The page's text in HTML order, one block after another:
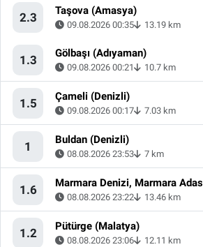
2.3 Taşova (Amasya)
09.08.2026 00:35 13.19 km
1.3 Gölbaşı (Adıyaman)
09.08.2026 00:21 10.7 km
1.5 Çameli (Denizli)
09.08.2026 00:17 7.03 km
1 Buldan (Denizli)
08.08.2026 23:53 7 km
1.6
08.08.2026 23:22 13.46 km
1.2 Pütürge (Malatya)
08.08.2026 23:06 12.11 km